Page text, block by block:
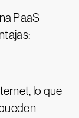
PaaS
lo que